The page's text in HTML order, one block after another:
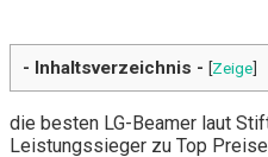
- Inhaltsverzeichnis - [Zeige]
die besten LG-Beamer laut
Leistungssieger zu Top